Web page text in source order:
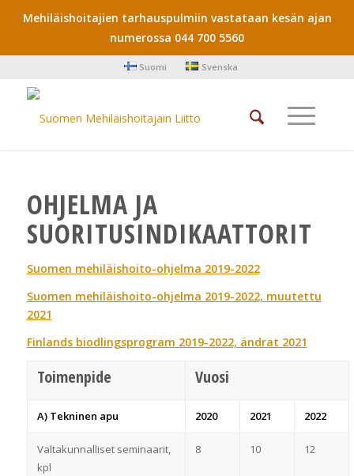
Mehiläishoitajien tarhauspulmiin vastataan kesän ajan
numerossa 044 700 5560
Suomi Svenska
OHJELMA JA
SUORITUSINDIKAATTORIT
Suomen mehiläishoito-ohjelma 2019-2022
Suomen mehiläishoito-ohjelma 2019-2022, muutettu
2021
Finlands biodlingsprogram 2019-2022, ändrat 2021
Toimenpide Vuosi
A) Tekninen apu 2020 2021 2022
Valtakunnalliset seminaarit,
kpl
8 10 12